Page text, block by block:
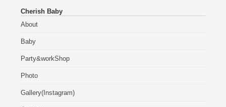
Cherish Baby
About
Baby
Party&workShop
Photo
Gallery(Instagram)